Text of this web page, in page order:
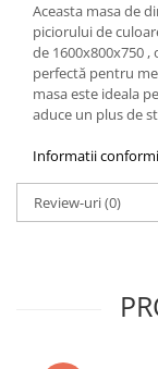
Aceasta masa de
piciorului de
de 1600x800x750
perfectă pentru
masa este ideala
aduce un plus de
Informatii
Review-uri(0)